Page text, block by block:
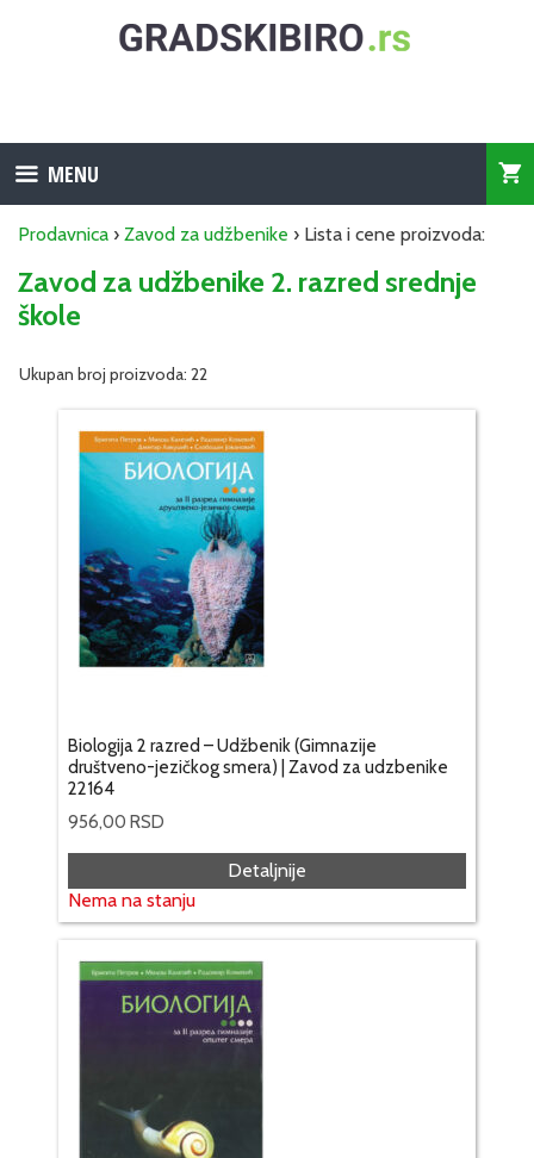
MENU
Prodavnica › Zavod za udžbenike › Lista i cene proizvoda:
Zavod za udžbenike 2. razred srednje
škole
Ukupan broj proizvoda: 22
Biologija 2 razred – Udžbenik (Gimnazije
društveno-jezičkog smera) | Zavod za udzbenike
22164
956,00 RSD
Detaljnije
Nema na stanju